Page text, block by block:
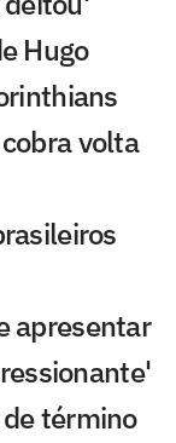
Hugo
volta
apresentar
término